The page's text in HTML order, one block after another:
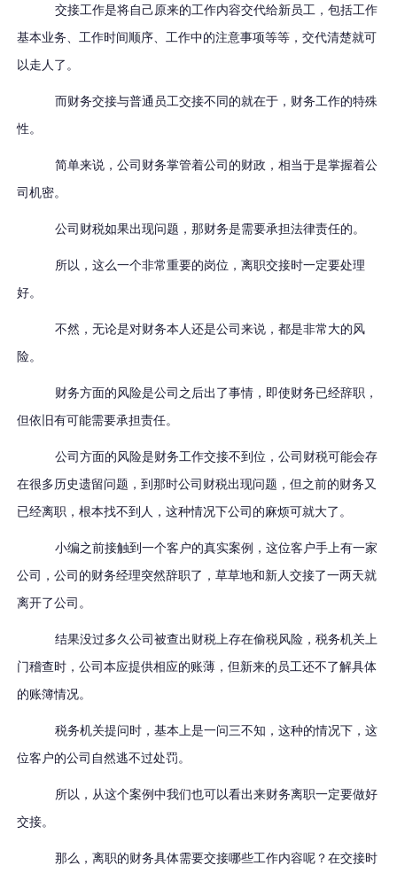
交接工作是将自己原来的工作内容交代给新员工，包括工作
基本业务、工作时间顺序、工作中的注意事项等等，交代清楚就可
以走人了。
而财务交接与普通员工交接不同的就在于，财务工作的特殊
性。
简单来说，公司财务掌管着公司的财政，相当于是掌握着公
司机密。
公司财税如果出现问题，那财务是需要承担法律责任的。
所以，这么一个非常重要的岗位，离职交接时一定要处理
好。
不然，无论是对财务本人还是公司来说，都是非常大的风
险。
财务方面的风险是公司之后出了事情，即使财务已经辞职，
但依旧有可能需要承担责任。
公司方面的风险是财务工作交接不到位，公司财税可能会存
在很多历史遗留问题，到那时公司财税出现问题，但之前的财务又
已经离职，根本找不到人，这种情况下公司的麻烦可就大了。
小编之前接触到一个客户的真实案例，这位客户手上有一家
公司，公司的财务经理突然辞职了，草草地和新人交接了一两天就
离开了公司。
结果没过多久公司被查出财税上存在偷税风险，税务机关上
门稽查时，公司本应提供相应的账薄，但新来的员工还不了解具体
的账簿情况。
税务机关提问时，基本上是一问三不知，这种的情况下，这
位客户的公司自然逃不过处罚。
所以，从这个案例中我们也可以看出来财务离职一定要做好
交接。
那么，离职的财务具体需要交接哪些工作内容呢？在交接时